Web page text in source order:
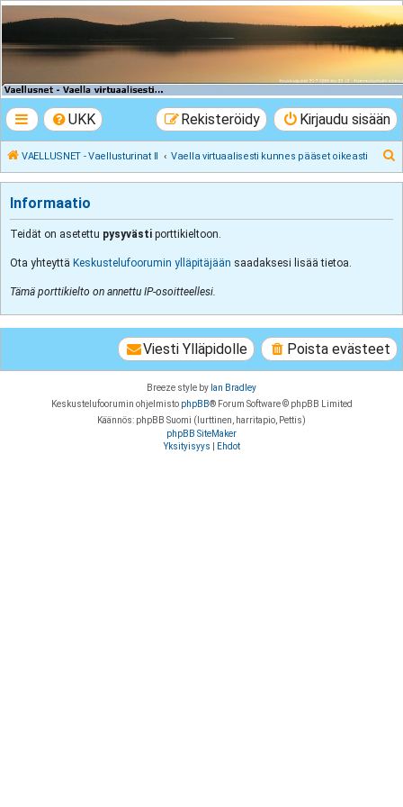
VAELLUSNET -
Vaellusturinat II
UKK Kirjaudu sisään
Rekisteröidy
VAELLUSNET - Vaellusturinat II Vaella virtuaalisesti kunnes pääset oikeasti
Informaatio
Teidät on asetettu pysyvästi porttikieltoon.
Ota yhteyttä Keskustelufoorumin ylläpitäjään saadaksesi lisää tietoa.
Tämä porttikielto on annettu IP-osoitteellesi.
Poista evästeet
Viesti Ylläpidolle
Breeze style by Ian Bradley
Keskustelufoorumin ohjelmisto phpBB® Forum Software © phpBB Limited
Käännös: phpBB Suomi (lurttinen, harritapio, Pettis)
phpBB SiteMaker
Yksityisyys
Ehdot